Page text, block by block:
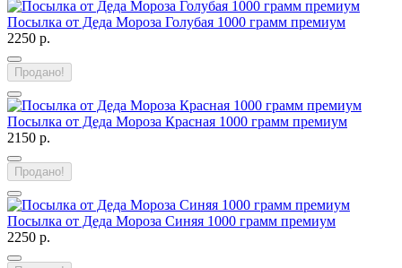
Посылка от Деда Мороза Голубая 1000 грамм премиум
2250 р.
Продано!
Посылка от Деда Мороза Красная 1000 грамм премиум
2150 р.
Продано!
Посылка от Деда Мороза Синяя 1000 грамм премиум
2250 р.